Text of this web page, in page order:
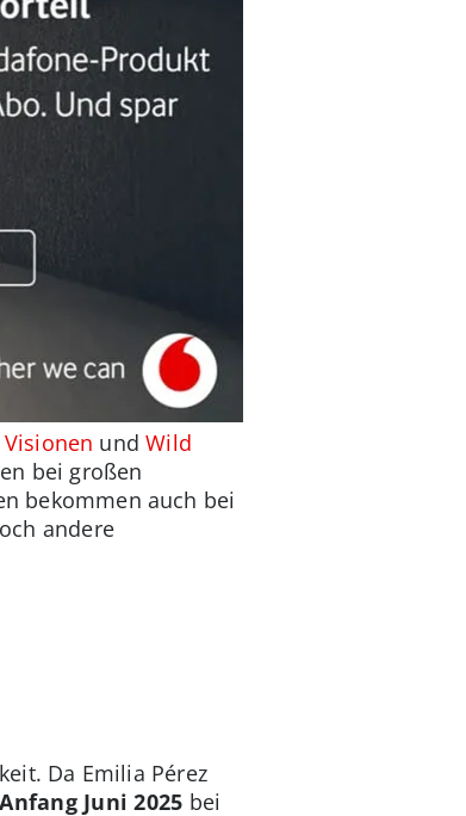
undWild
bei großen
bekommen auch bei
andere
Da Emilia Pérez
Juni 2025 bei